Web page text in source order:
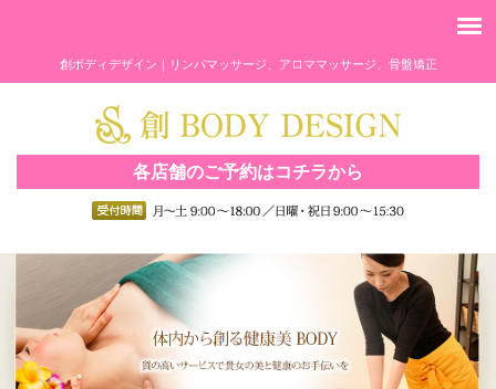
創ボディデザイン｜リンパマッサージ、アロママッサージ、骨盤矯正
各店舗のご予約はコチラから